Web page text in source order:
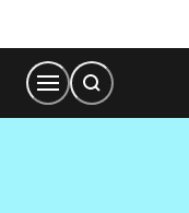
Content